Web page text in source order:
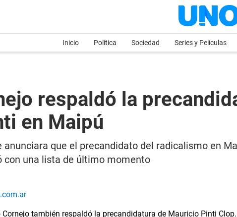
Inicio Política Sociedad Series y Películas
respaldó la
en Maipú
anunciara que el precandidato del radicalismo en
con una lista de último momento